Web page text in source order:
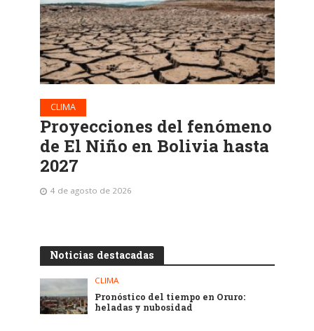
CLIMA
Proyecciones del fenómeno
de El Niño en Bolivia hasta
2027
4 de agosto de 2026
Noticias destacadas
CLIMA
Pronóstico del tiempo en Oruro:
heladas y nubosidad